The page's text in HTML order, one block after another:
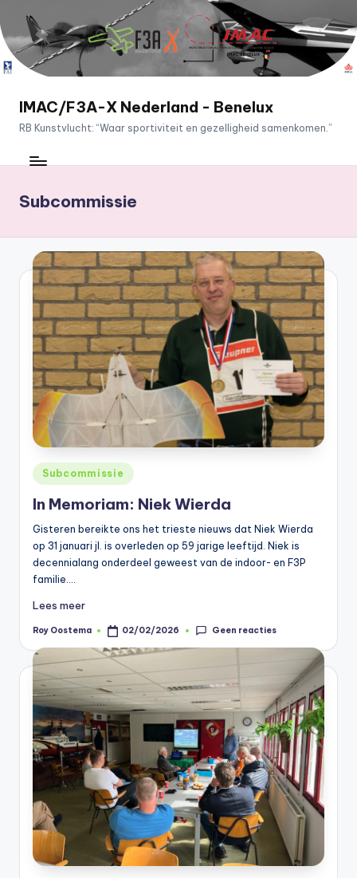
Ga
naar
de
IMAC/F3A-X Nederland - Benelux
RB Kunstvlucht: “Waar sportiviteit en gezelligheid samenkomen.”
Subcommissie
Geplaatst
in
Subcommissie
In Memoriam: Niek Wierda
Gisteren bereikte ons het trieste nieuws dat Niek Wierda
op 31 januari jl. is overleden op 59 jarige leeftijd. Niek is
decennialang onderdeel geweest van de indoor- en F3P
familie.…
Lees meer
Geplaatst
Roy Oostema 02/02/2026 Geen reacties